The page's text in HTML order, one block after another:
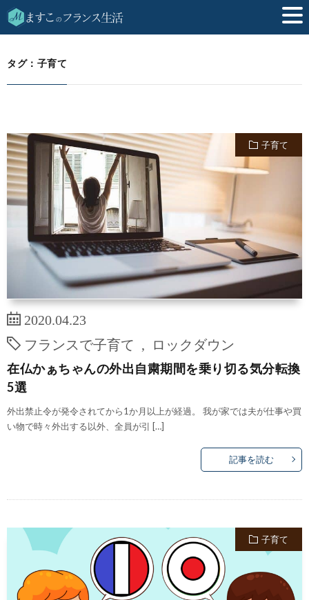
HOME 子育て
タグ：子育て
子育て
2020.04.23
フランスで子育て
ロックダウン
在仏かぁちゃんの外出自粛期間を乗り切る気分転換
5選
外出禁止令が発令されてから1か月以上が経過。 我が家では夫が仕事や買
い物で時々外出する以外、全員が引 […]
記事を読む
子育て